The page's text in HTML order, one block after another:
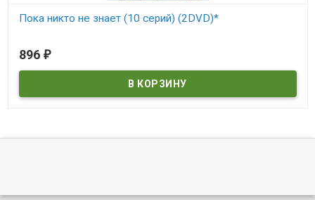
Пока никто не знает (10 серий) (2DVD)*
896 ₽